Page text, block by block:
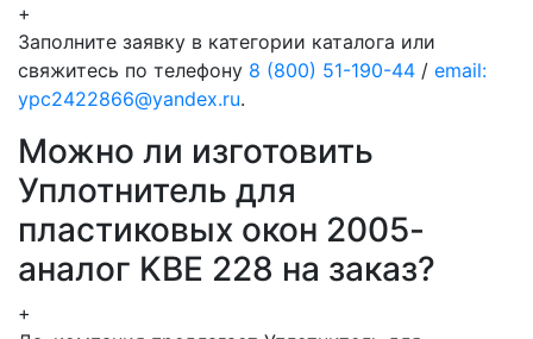
+
Заполните заявку в категории каталога или
свяжитесь по телефону 8 (800) 51-190-44 / email:
ypc2422866@yandex.ru.
Можно ли изготовить
Уплотнитель для
пластиковых окон 2005-
аналог KBE 228 на заказ?
+